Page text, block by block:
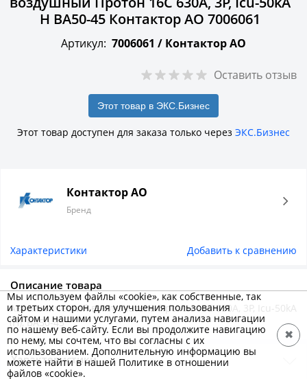
Н ВА50-45 Контактор АО 7006061
Артикул: 7006061 / Контактор АО
Оставить отзыв
Этот товар в ЭКС.Бизнес
Этот товар доступен для заказа только через ЭКС.Бизнес
Контактор АО
Бренд
Характеристики Добавить к сравнению
Описание товара
Автоматический выключатель Протон 16C 630A, 3P, Icu-50kA
(Н), ВА50-45
Характеристики
Мы используем файлы «cookie», как собственные, так
и третьих сторон, для улучшения пользования
сайтом и нашими услугами, путем анализа навигации
по нашему веб-сайту. Если вы продолжите навигацию
по нему, мы сочтем, что вы согласны с их
использованием. Дополнительную информацию вы
можете найти в нашей Политике в отношении
файлов «cookie».
✖